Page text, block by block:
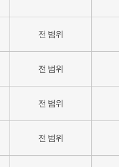
전 범위
전 범위
전 범위
전 범위